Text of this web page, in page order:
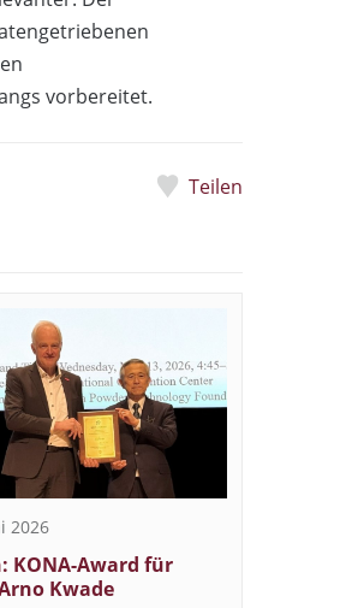
vorbereitet.
Teilen
2026
KONA-Award für
Kwade